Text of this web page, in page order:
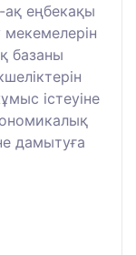
ақ еңбекақы
мекемелерін
базаны
істеуіне
дамытуға